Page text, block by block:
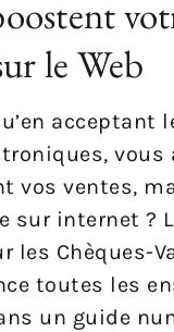
le Web
acceptant
vous
vos ventes,
sur internet ?
les Chèques-
toutes les
un guide